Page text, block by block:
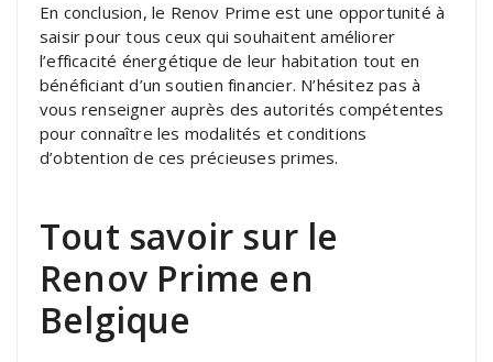
En conclusion, le Renov Prime est une opportunité à
saisir pour tous ceux qui souhaitent améliorer
l’efficacité énergétique de leur habitation tout en
bénéficiant d’un soutien financier. N’hésitez pas à
vous renseigner auprès des autorités compétentes
pour connaître les modalités et conditions
d’obtention de ces précieuses primes.
Tout savoir sur le
Renov Prime en
Belgique